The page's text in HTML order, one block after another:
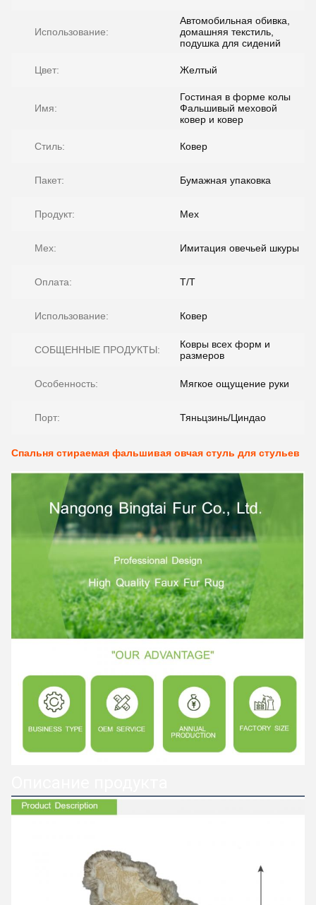
Использование:
Автомобильная обивка,
домашняя текстиль,
подушка для сидений
Цвет: Желтый
Имя:
Гостиная в форме колы
Фальшивый меховой
ковер и ковер
Стиль: Ковер
Пакет: Бумажная упаковка
Продукт: Мех
Мех: Имитация овечьей шкуры
Оплата: T/T
Использование: Ковер
СОБЩЕННЫЕ ПРОДУКТЫ:
Ковры всех форм и
размеров
Особенность: Мягкое ощущение руки
Порт: Тяньцзинь/Циндао
Спальня стираемая фальшивая овчая стуль для стульев